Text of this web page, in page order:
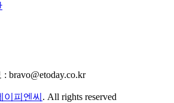
bravo@etoday.co.kr
이피엔씨 . All rights reserved